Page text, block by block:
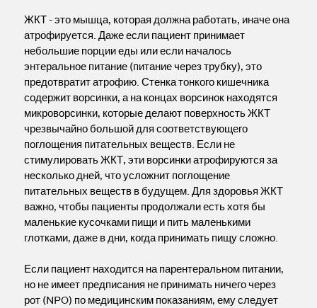
ЖКТ - это мышца, которая должна работать, иначе она
атрофируется. Даже если пациент принимает
небольшие порции еды или если началось
энтеральное питание (питание через трубку), это
предотвратит атрофию. Стенка тонкого кишечника
содержит ворсинки, а на концах ворсинок находятся
микроворсинки, которые делают поверхность ЖКТ
чрезвычайно большой для соответствующего
поглощения питательных веществ. Если не
стимулировать ЖКТ, эти ворсинки атрофируются за
несколько дней, что усложнит поглощение
питательных веществ в будущем. Для здоровья ЖКТ
важно, чтобы пациенты продолжали есть хотя бы
маленькие кусочками пищи и пить маленькими
глотками, даже в дни, когда принимать пищу сложно.
Если пациент находится на парентеральном питании,
но не имеет предписания не принимать ничего через
рот (NPO) по медицинским показаниям, ему следует